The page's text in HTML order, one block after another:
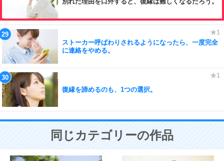
ストーカー呼ばわりされるようになったら、一度完全
に連絡をやめる。
復縁を諦めるのも、1つの選択。
同じカテゴリーの作品